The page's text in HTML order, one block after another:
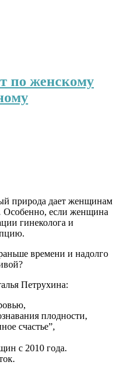
по женскому
природа дает женщинам
если женщина
гинеколога и
времени и надолго
Петрухина:
,
плодности,
счастье”,
с 2010 года.